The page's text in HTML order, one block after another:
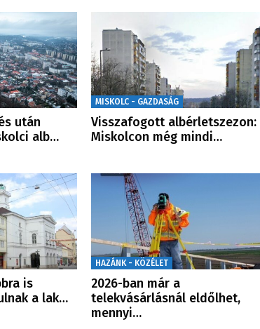
után
alb…
MISKOLC - GAZDASÁG
Visszafogott albérletszezon:
Miskolcon még mindi…
is
a lak…
HAZÁNK - KÖZÉLET
2026-ban már a
telekvásárlásnál eldőlhet,
mennyi…